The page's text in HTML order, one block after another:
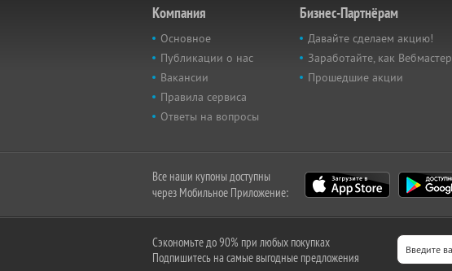
Компания
Основное
Публикации о нас
Вакансии
Правила сервиса
Ответы на вопросы
Бизнес-Партнёрам
Давайте сделаем акцию!
Заработайте, как Вебмастер
Прошедшие акции
Все наши купоны доступны
через Мобильное Приложение:
Сэкономьте до 90% при любых покупках
Подпишитесь на самые выгодные предложения